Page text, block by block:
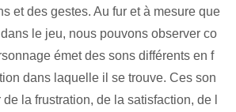
et des gestes. Au fur et à mesure que
le jeu, nous pouvons observer co
émet des sons différents en f
dans laquelle il se trouve. Ces son
la frustration, de la satisfaction, de l